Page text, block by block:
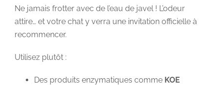
Ne jamais frotter avec de l’eau de javel ! L’odeur
attire… et votre chat y verra une invitation officielle à
recommencer.
Utilisez plutôt :
Des produits enzymatiques comme KOE